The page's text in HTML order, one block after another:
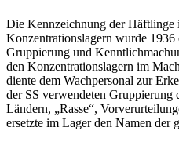
Die Kennzeichnung der Häftlinge
Konzentrationslagern wurde
Gruppierung und
den Konzentrationslagern im
diente dem Wachpersonal zur
der SS verwendeten
Ländern, „Rasse“,
ersetzte im Lager den Namen der